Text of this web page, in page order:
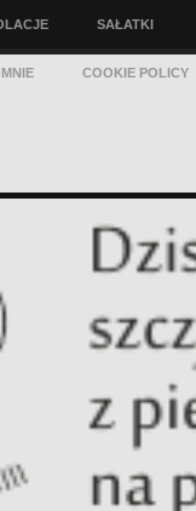
SAŁATKI
COOKIE POLICY